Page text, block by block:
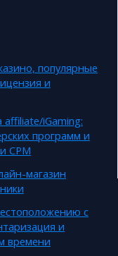
популярные
и
iGaming:
программ и
CPM
магазин
с
и
времени